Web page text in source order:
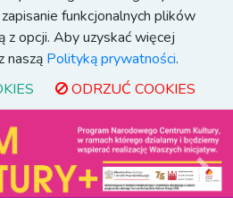
funkcjonalnych plików
z opcji. Aby uzyskać więcej
naszą Polityką prywatności.
ODRZUĆ COOKIES
Next